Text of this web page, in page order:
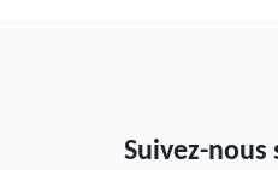
Suivez-nous